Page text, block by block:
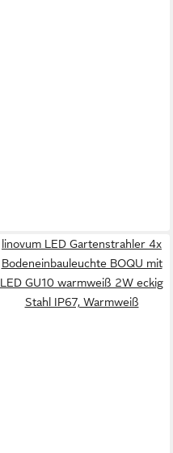
linovum LED Gartenstrahler 4x
Bodeneinbauleuchte BOQU mit
LED GU10 warmweiß 2W eckig
Stahl IP67, Warmweiß